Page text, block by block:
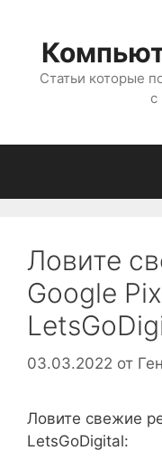
содержимому
Статьи которые
с
Ловите
Google
03.03.2022 от
Ловите свежие
LetsGoDigital: